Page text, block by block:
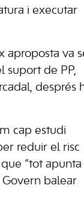
i executar
aproposta va
suport de PP,
després
cap estudi
reduir el risc
“tot apunta
balear